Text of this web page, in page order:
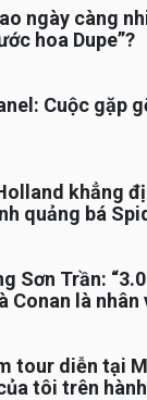
ngày càng
hoa Dupe”?
Cuộc gặp
khẳng
quảng bá
Sơn Trần:
Conan là nhân
tour diễn tại
tôi trên